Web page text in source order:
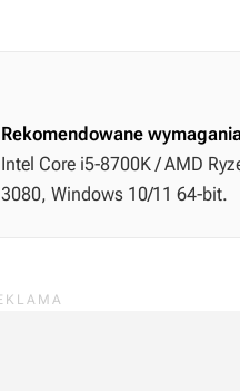
Rekomendowane
Intel Core i5-8700K / AMD
3080, Windows 10/11 64-bit.